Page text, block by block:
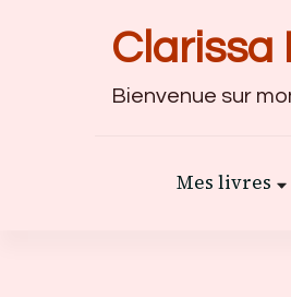
Clarissa
Bienvenue sur
Mes livres